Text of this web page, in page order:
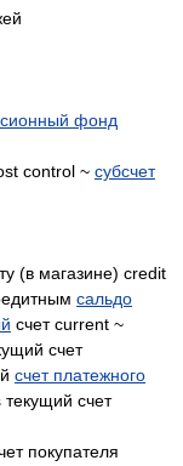
фонд
control ~ субсчет
(в магазине) credit
сальдо
счет current ~
счет
счет платежного
счет
покупателя